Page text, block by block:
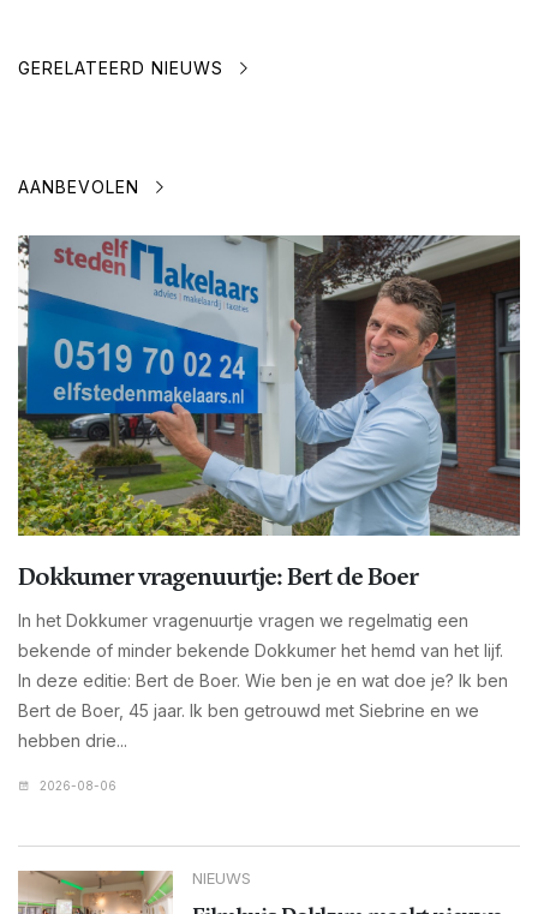
GERELATEERD NIEUWS
AANBEVOLEN
Dokkumer vragenuurtje: Bert de Boer
In het Dokkumer vragenuurtje vragen we regelmatig een
bekende of minder bekende Dokkumer het hemd van het lijf.
In deze editie: Bert de Boer. Wie ben je en wat doe je? Ik ben
Bert de Boer, 45 jaar. Ik ben getrouwd met Siebrine en we
hebben drie...
2026-08-06
NIEUWS